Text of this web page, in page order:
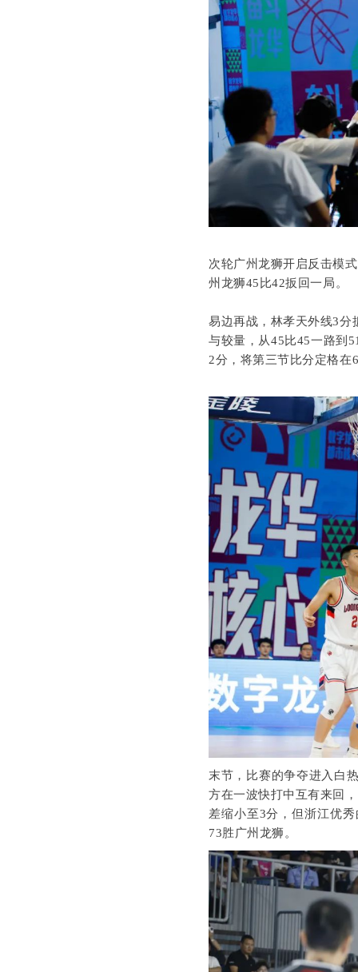
次轮广州龙狮开启反击模
州龙狮45比42扳回一局。
易边再战，林孝天外线3分
与较量，从45比45一路到
2分，将第三节比分定格在
末节，比赛的争夺进入白
方在一波快打中互有来回
差缩小至3分，但浙江优
73胜广州龙狮。